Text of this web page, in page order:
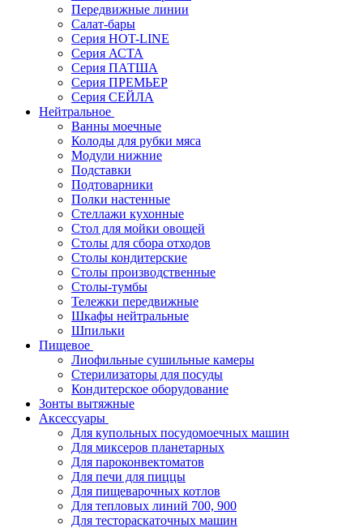
Передвижные линии
Салат-бары
Серия HOT-LINE
Серия АСТА
Серия ПАТША
Серия ПРЕМЬЕР
Серия СЕЙЛА
Нейтральное
Ванны моечные
Колоды для рубки мяса
Модули нижние
Подставки
Подтоварники
Полки настенные
Стеллажи кухонные
Стол для мойки овощей
Столы для сбора отходов
Столы кондитерские
Столы производственные
Столы-тумбы
Тележки передвижные
Шкафы нейтральные
Шпильки
Пищевое
Лиофильные сушильные камеры
Стерилизаторы для посуды
Кондитерское оборудование
Зонты вытяжные
Аксессуары
Для купольных посудомоечных машин
Для миксеров планетарных
Для пароконвектоматов
Для печи для пиццы
Для пищеварочных котлов
Для тепловых линий 700, 900
Для тестораскаточных машин